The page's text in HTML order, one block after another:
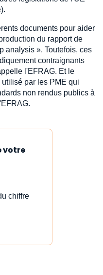
documents pour aider
du rapport de
analysis ». Toutefois, ces
contraignants
l'EFRAG. Et le
par les PME qui
non rendus publics à
votre
chiffre